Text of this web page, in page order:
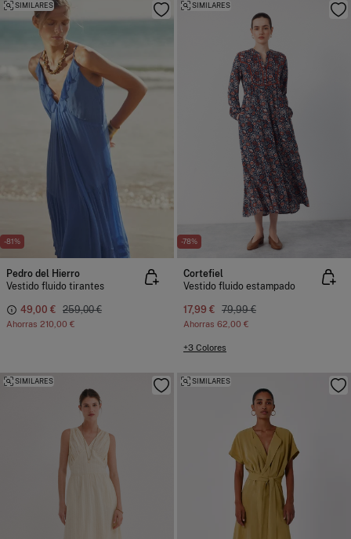
-81%
SIMILARES
Pedro del Hierro
Vestido fluido tirantes
49,00 € 259,00 €
Ahorras 210,00 €
-78%
SIMILARES
Cortefiel
Vestido fluido estampado
17,99 € 79,99 €
Ahorras 62,00 €
+3 Colores
SIMILARES SIMILARES